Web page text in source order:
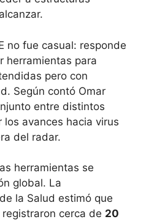
no fue casual: responde
herramientas para
pero con
Según contó Omar
entre distintos
avances hacia virus
del radar.
herramientas se
global. La
la Salud estimó que
cerca de 20